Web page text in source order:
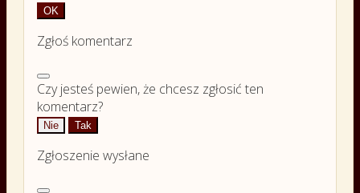
OK
Zgłoś komentarz
Czy jesteś pewien, że chcesz zgłosić ten
komentarz?
Nie Tak
Zgłoszenie wysłane